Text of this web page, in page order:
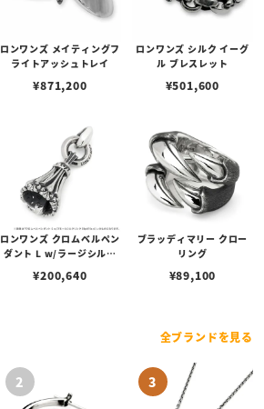
ロンワンズ メイティングフ
ライトアッシュトレイ
¥871,200
ロンワンズ シルク イーグ
ル ブレスレット
¥501,600
ロンワンズ クロムベルペン
ダント L w/ラージシルク
¥200,640
ブラッディマリー クロー
リング
¥89,100
全ブランドを見る